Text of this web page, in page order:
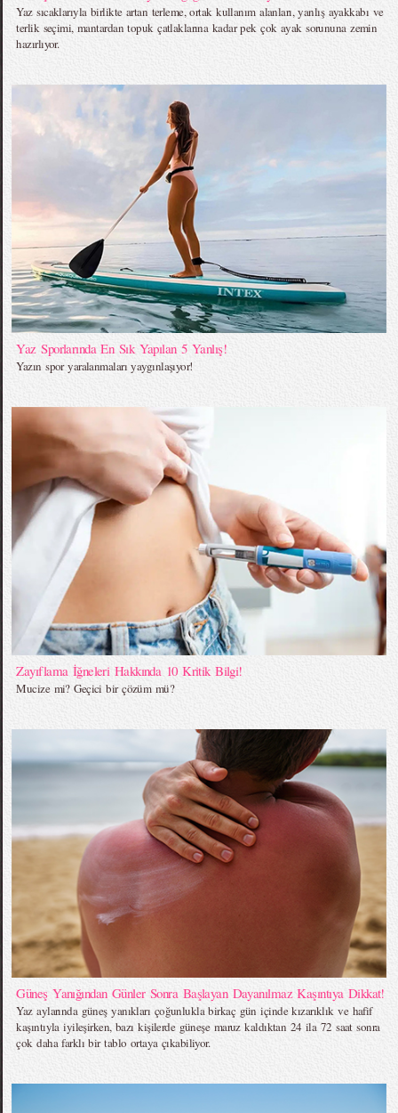
Yaz sıcaklarıyla birlikte artan terleme, ortak kullanım alanları, yanlış ayakkabı ve
terlik seçimi, mantardan topuk çatlaklarına kadar pek çok ayak sorununa zemin
hazırlıyor.
Yaz Sporlarında En Sık Yapılan 5 Yanlış!
Yazın spor yaralanmaları yaygınlaşıyor!
Zayıflama İğneleri Hakkında 10 Kritik Bilgi!
Mucize mi? Geçici bir çözüm mü?
Güneş Yanığından Günler Sonra Başlayan Dayanılmaz Kaşıntıya Dikkat!
Yaz aylarında güneş yanıkları çoğunlukla birkaç gün içinde kızarıklık ve hafif
kaşıntıyla iyileşirken, bazı kişilerde güneşe maruz kaldıktan 24 ila 72 saat sonra
çok daha farklı bir tablo ortaya çıkabiliyor.